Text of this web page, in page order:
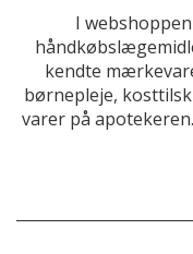
I
kendte
børnepleje,
varer på